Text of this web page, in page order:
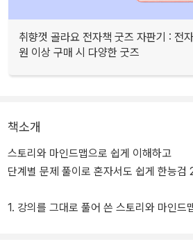
취향껏 골라요 전자책 굿즈 자판기 : 전
원 이상 구매 시 다양한 굿즈
책소개
스토리와 마인드맵으로 쉽게 이해하고
단계별 문제 풀이로 혼자서도 쉽게 한능검
1. 강의를 그대로 풀어 쓴 스토리와 마인드